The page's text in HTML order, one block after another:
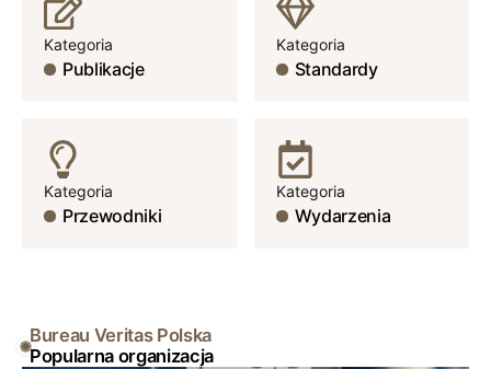
Kategoria
Publikacje
Kategoria
Standardy
Kategoria
Przewodniki
Kategoria
Wydarzenia
Popularna organizacja
Bureau Veritas Polska